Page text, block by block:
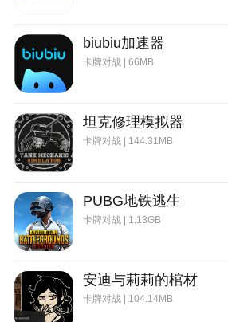
biubiu加速器
卡牌对战 | 66MB
坦克修理模拟器
卡牌对战 | 144.31MB
PUBG地铁逃生
卡牌对战 | 1.13GB
安迪与莉莉的棺材
卡牌对战 | 104.14MB